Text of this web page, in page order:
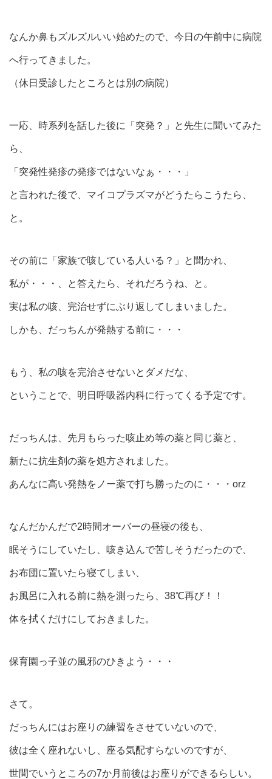
なんか鼻もズルズルいい始めたので、今日の午前中に病院
へ行ってきました。
（休日受診したところとは別の病院）
一応、時系列を話した後に「突発？」と先生に聞いてみた
ら、
「突発性発疹の発疹ではないなぁ・・・」
と言われた後で、マイコプラズマがどうたらこうたら、
と。
その前に「家族で咳している人いる？」と聞かれ、
私が・・・、と答えたら、それだろうね、と。
実は私の咳、完治せずにぶり返してしまいました。
しかも、だっちんが発熱する前に・・・
もう、私の咳を完治させないとダメだな、
ということで、明日呼吸器内科に行ってくる予定です。
だっちんは、先月もらった咳止め等の薬と同じ薬と、
新たに抗生剤の薬を処方されました。
あんなに高い発熱をノー薬で打ち勝ったのに・・・orz
なんだかんだで2時間オーバーの昼寝の後も、
眠そうにしていたし、咳き込んで苦しそうだったので、
お布団に置いたら寝てしまい、
お風呂に入れる前に熱を測ったら、38℃再び！！
体を拭くだけにしておきました。
保育園っ子並の風邪のひきよう・・・
さて。
だっちんにはお座りの練習をさせていないので、
彼は全く座れないし、座る気配すらないのですが、
世間でいうところの7か月前後はお座りができるらしい。